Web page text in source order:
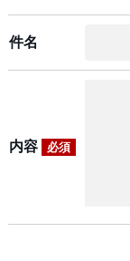
件名
内容 必須